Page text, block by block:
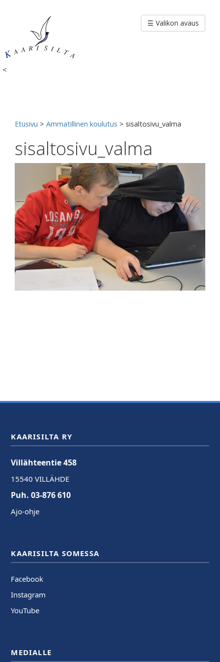
<
☰ Valikon avaus
Etusivu > Ammatillinen koulutus > sisaltosivu_valma
sisaltosivu_valma
KAARISILTA RY
Villähteentie 458
15540 VILLÄHDE
Puh. 03-876 610
Ajo-ohje
KAARISILTA SOMESSA
Facebook
Instagram
YouTube
MEDIALLE